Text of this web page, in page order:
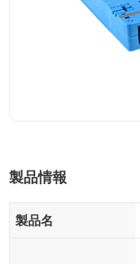
製品情報
製品名